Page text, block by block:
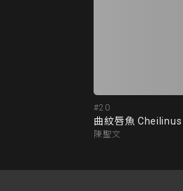
#20
曲紋唇魚
陳聖文